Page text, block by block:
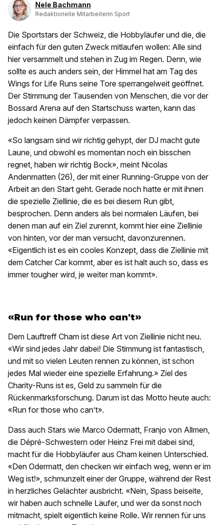
Nele Bachmann
Redaktionelle Mitarbeiterin Sport
Die Sportstars der Schweiz, die Hobbyläufer und die, die
einfach für den guten Zweck mitlaufen wollen: Alle sind
hier versammelt und stehen in Zug im Regen. Denn, wie
sollte es auch anders sein, der Himmel hat am Tag des
Wings for Life Runs seine Tore sperrangelweit geöffnet.
Der Stimmung der Tausenden von Menschen, die vor der
Bossard Arena auf den Startschuss warten, kann das
jedoch keinen Dämpfer verpassen.
«So langsam sind wir richtig gehypt, der DJ macht gute
Laune, und obwohl es momentan noch ein bisschen
regnet, haben wir richtig Bock», meint Nicolas
Andenmatten (26), der mit einer Running-Gruppe von der
Arbeit an den Start geht. Gerade noch hatte er mit ihnen
die spezielle Ziellinie, die es bei diesem Run gibt,
besprochen. Denn anders als bei normalen Läufen, bei
denen man auf ein Ziel zurennt, kommt hier eine Ziellinie
von hinten, vor der man versucht, davonzurennen.
«Eigentlich ist es ein cooles Konzept, dass die Ziellinie mit
dem Catcher Car kommt, aber es ist halt auch so, dass es
immer tougher wird, je weiter man kommt».
«Run for those who can't»
Dem Lauftreff Cham ist diese Art von Ziellinie nicht neu.
«Wir sind jedes Jahr dabei! Die Stimmung ist fantastisch,
und mit so vielen Leuten rennen zu können, ist schon
jedes Mal wieder eine spezielle Erfahrung.» Ziel des
Charity-Runs ist es, Geld zu sammeln für die
Rückenmarksforschung. Darum ist das Motto heute auch:
«Run for those who can’t».
Dass auch Stars wie Marco Odermatt, Franjo von Allmen,
die Dépré-Schwestern oder Heinz Frei mit dabei sind,
macht für die Hobbyläufer aus Cham keinen Unterschied.
«Den Odermatt, den checken wir einfach weg, wenn er im
Weg ist!», schmunzelt einer der Gruppe, während der Rest
in herzliches Gelächter ausbricht. «Nein, Spass beiseite,
wir haben auch schnelle Läufer, und wer da sonst noch
mitmacht, spielt eigentlich keine Rolle. Wir rennen für uns